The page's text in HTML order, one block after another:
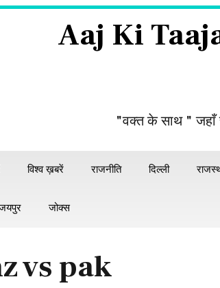
Aaj Ki
"वक्त के साथ "
विश्व ख़बरें राजनीति दिल्ली
जोक्स
vs pak